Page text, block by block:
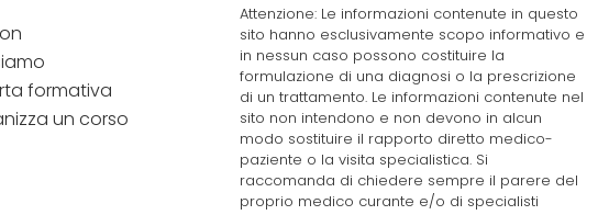
formativa
un corso
Attenzione: Le informazioni contenute in questo
sito hanno esclusivamente scopo informativo e
in nessun caso possono costituire la
formulazione di una diagnosi o la prescrizione
di un trattamento. Le informazioni contenute nel
sito non intendono e non devono in alcun
modo sostituire il rapporto diretto medico-
paziente o la visita specialistica. Si
raccomanda di chiedere sempre il parere del
proprio medico curante e/o di specialisti